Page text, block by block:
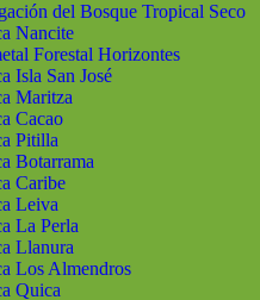
del Bosque Tropical Seco
Nancite
Forestal Horizontes
Isla San José
Maritza
Cacao
Pitilla
Botarrama
Caribe
Leiva
La Perla
Llanura
Los Almendros
Quica